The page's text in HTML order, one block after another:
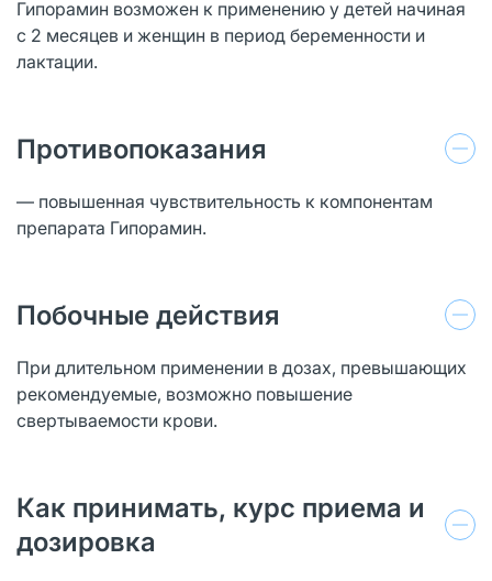
Гипорамин возможен к применению у детей начиная
с 2 месяцев и женщин в период беременности и
лактации.
Противопоказания
— повышенная чувствительность к компонентам
препарата Гипорамин.
Побочные действия
При длительном применении в дозах, превышающих
рекомендуемые, возможно повышение
свертываемости крови.
Как принимать, курс приема и
дозировка